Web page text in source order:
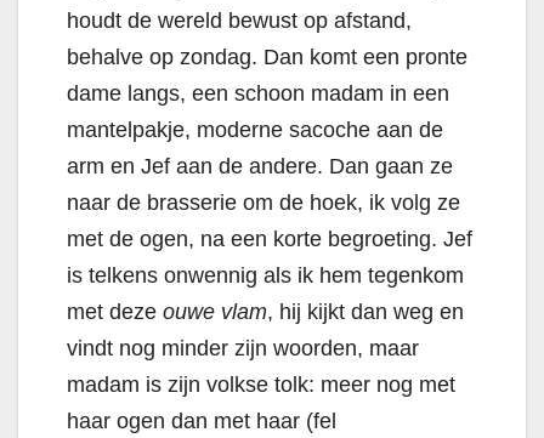
houdt de wereld bewust op afstand,
behalve op zondag. Dan komt een pronte
dame langs, een schoon madam in een
mantelpakje, moderne sacoche aan de
arm en Jef aan de andere. Dan gaan ze
naar de brasserie om de hoek, ik volg ze
met de ogen, na een korte begroeting. Jef
is telkens onwennig als ik hem tegenkom
met deze ouwe vlam, hij kijkt dan weg en
vindt nog minder zijn woorden, maar
madam is zijn volkse tolk: meer nog met
haar ogen dan met haar (fel